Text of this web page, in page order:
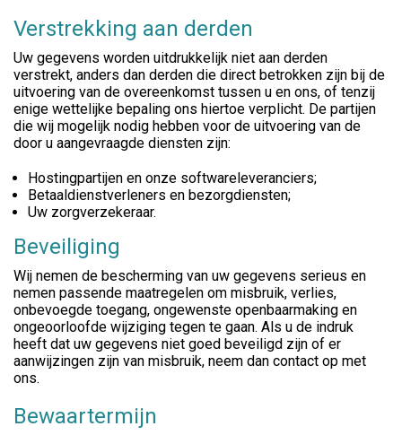
Verstrekking aan derden
Uw gegevens worden uitdrukkelijk niet aan derden
verstrekt, anders dan derden die direct betrokken zijn bij de
uitvoering van de overeenkomst tussen u en ons, of tenzij
enige wettelijke bepaling ons hiertoe verplicht. De partijen
die wij mogelijk nodig hebben voor de uitvoering van de
door u aangevraagde diensten zijn:
Hostingpartijen en onze softwareleveranciers;
Betaaldienstverleners en bezorgdiensten;
Uw zorgverzekeraar.
Beveiliging
Wij nemen de bescherming van uw gegevens serieus en
nemen passende maatregelen om misbruik, verlies,
onbevoegde toegang, ongewenste openbaarmaking en
ongeoorloofde wijziging tegen te gaan. Als u de indruk
heeft dat uw gegevens niet goed beveiligd zijn of er
aanwijzingen zijn van misbruik, neem dan contact op met
ons.
Bewaartermijn